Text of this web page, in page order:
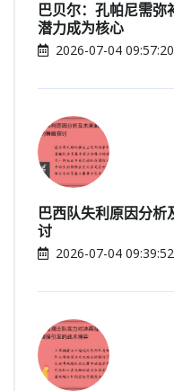
巴贝尔：孔帕尼需弥
潜力成为核心
2026-07-04 09:57:20
巴西队失利原因分析
讨
2026-07-04 09:39:52